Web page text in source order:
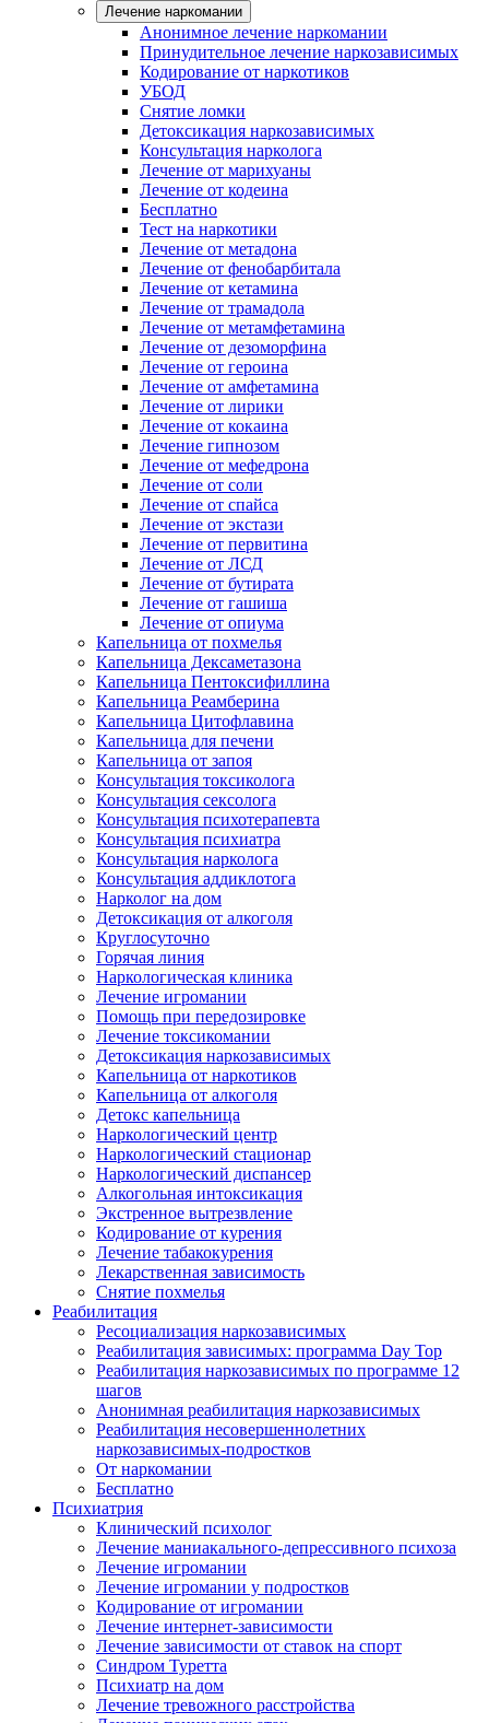
Лечение наркомании
Анонимное лечение наркомании
Принудительное лечение наркозависимых
Кодирование от наркотиков
УБОД
Снятие ломки
Детоксикация наркозависимых
Консультация нарколога
Лечение от марихуаны
Лечение от кодеина
Бесплатно
Тест на наркотики
Лечение от метадона
Лечение от фенобарбитала
Лечение от кетамина
Лечение от трамадола
Лечение от метамфетамина
Лечение от дезоморфина
Лечение от героина
Лечение от амфетамина
Лечение от лирики
Лечение от кокаина
Лечение гипнозом
Лечение от мефедрона
Лечение от соли
Лечение от спайса
Лечение от экстази
Лечение от первитина
Лечение от ЛСД
Лечение от бутирата
Лечение от гашиша
Лечение от опиума
Капельница от похмелья
Капельница Дексаметазона
Капельница Пентоксифиллина
Капельница Реамберина
Капельница Цитофлавина
Капельница для печени
Капельница от запоя
Консультация токсиколога
Консультация сексолога
Консультация психотерапевта
Консультация психиатра
Консультация нарколога
Консультация аддиклотога
Нарколог на дом
Детоксикация от алкоголя
Круглосуточно
Горячая линия
Наркологическая клиника
Лечение игромании
Помощь при передозировке
Лечение токсикомании
Детоксикация наркозависимых
Капельница от наркотиков
Капельница от алкоголя
Детокс капельница
Наркологический центр
Наркологический стационар
Наркологический диспансер
Алкогольная интоксикация
Экстренное вытрезвление
Кодирование от курения
Лечение табакокурения
Лекарственная зависимость
Снятие похмелья
Реабилитация
Ресоциализация наркозависимых
Реабилитация зависимых: программа Day Top
Реабилитация наркозависимых по программе 12
шагов
Анонимная реабилитация наркозависимых
Реабилитация несовершеннолетних
наркозависимых-подростков
От наркомании
Бесплатно
Психиатрия
Клинический психолог
Лечение маниакального-депрессивного психоза
Лечение игромании
Лечение игромании у подростков
Кодирование от игромании
Лечение интернет-зависимости
Лечение зависимости от ставок на спорт
Синдром Туретта
Психиатр на дом
Лечение тревожного расстройства